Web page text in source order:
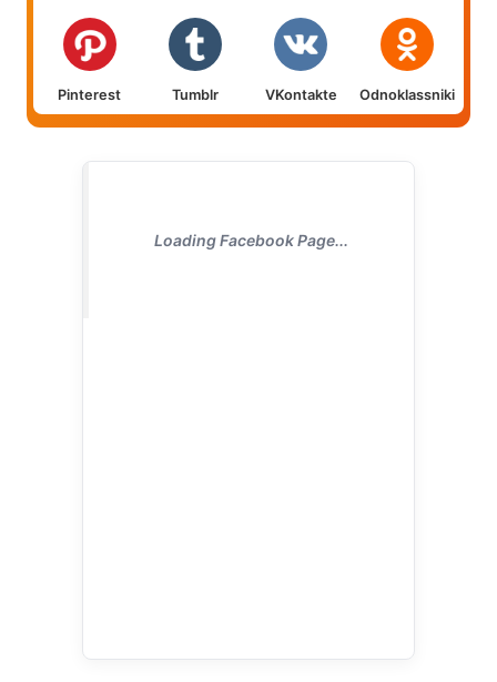
Pinterest Tumblr VKontakte Odnoklassniki
Loading Facebook Page...